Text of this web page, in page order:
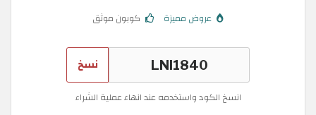
عروض مميزة كوبون موثق
نسخ
انسخ الكود واستخدمه عند انهاء عملية الشراء